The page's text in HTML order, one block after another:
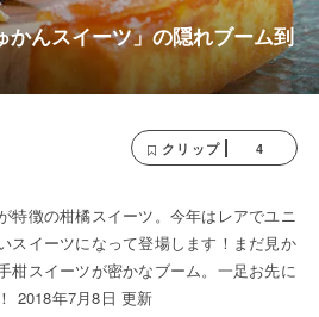
んスイーツ」の隠れブーム到
クリップ 4
特徴の柑橘スイーツ。今年はレアでユニ
スイーツになって登場します！まだ見か
柑スイーツが密かなブーム。一足お先に
2018年7月8日 更新